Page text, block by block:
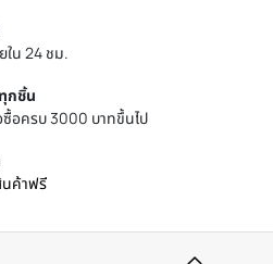
ใน 24 ชม.
กชิ้น
ซื้อครบ 3000 บาทขึ้นไป
นค้าฟรี